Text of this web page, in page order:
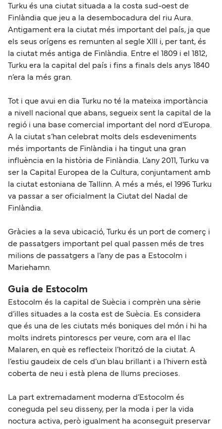
Turku és una ciutat situada a la costa sud-oest de
Finlàndia que jeu a la desembocadura del riu Aura.
Antigament era la ciutat més important del país, ja que
els seus orígens es remunten al segle XIII i, per tant, és
la ciutat més antiga de Finlàndia. Entre el 1809 i el 1812,
Turku era la capital del país i fins a finals dels anys 1840
n’era la més gran.
Tot i que avui en dia Turku no té la mateixa importància
a nivell nacional que abans, segueix sent la capital de la
regió i una base comercial important del nord d’Europa.
A la ciutat s’han celebrat molts dels esdeveniments
més importants de Finlàndia i ha tingut una gran
influència en la història de Finlàndia. L’any 2011, Turku va
ser la Capital Europea de la Cultura, conjuntament amb
la ciutat estoniana de Tallinn. A més a més, el 1996 Turku
va passar a ser oficialment la Ciutat del Nadal de
Finlàndia.
Gràcies a la seva ubicació, Turku és un port de comerç i
de passatgers important pel qual passen més de tres
milions de passatgers a l’any de pas a Estocolm i
Mariehamn.
Guia de Estocolm
Estocolm és la capital de Suècia i comprèn una sèrie
d’illes situades a la costa est de Suècia. Es considera
que és una de les ciutats més boniques del món i hi ha
molts indrets pintorescs per veure, com ara el llac
Malaren, en què es reflecteix l’horitzó de la ciutat. A
l’estiu gaudeix de cels d’un blau brillant i a l’hivern està
coberta de neu i està plena de llums precioses.
La part extremadament moderna d’Estocolm és
coneguda pel seu disseny, per la moda i per la vida
noctura activa, però igualment ha aconseguit preservar